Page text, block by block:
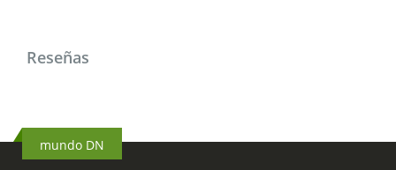
Reseñas
mundo DN